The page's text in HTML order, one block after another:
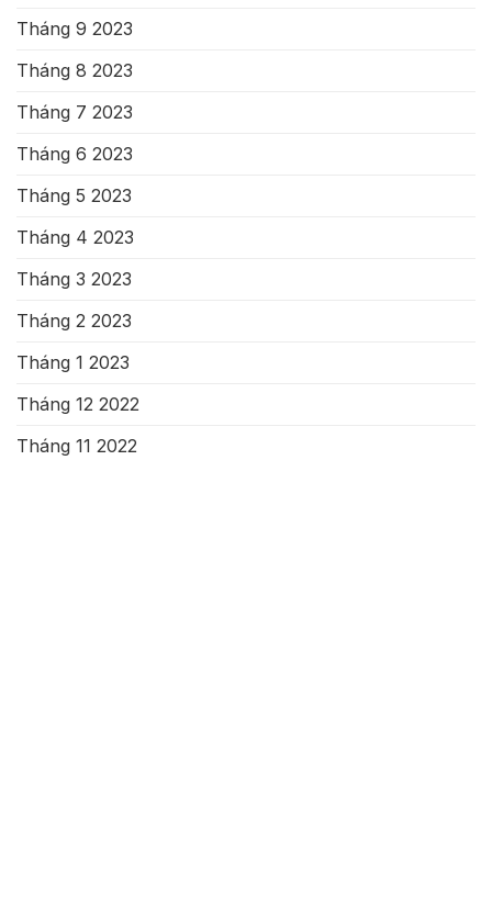
Tháng 9 2023
Tháng 8 2023
Tháng 7 2023
Tháng 6 2023
Tháng 5 2023
Tháng 4 2023
Tháng 3 2023
Tháng 2 2023
Tháng 1 2023
Tháng 12 2022
Tháng 11 2022